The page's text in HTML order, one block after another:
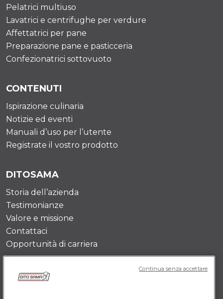
Pelatrici multiuso
Lavatrici e centrifughe per verdure
Affettatrici per pane
Preparazione pane e pasticceria
Confezionatrici sottovuoto
CONTENUTI
Ispirazione culinaria
Notizie ed eventi
Manuali d’uso per l’utente
Registrate il vostro prodotto
DITOSAMA
Storia dell’azienda
Testimonianze
Valore e missione
Contattaci
Opportunità di carriera
POLICY IT Continua senza accettare